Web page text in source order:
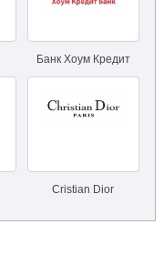
Банк Хоум Кредит
Cristian Dior